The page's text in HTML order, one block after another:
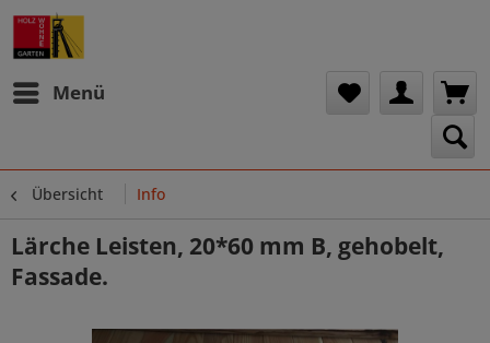
Menü
Übersicht Info
Lärche Leisten, 20*60 mm B, gehobelt,
Fassade.